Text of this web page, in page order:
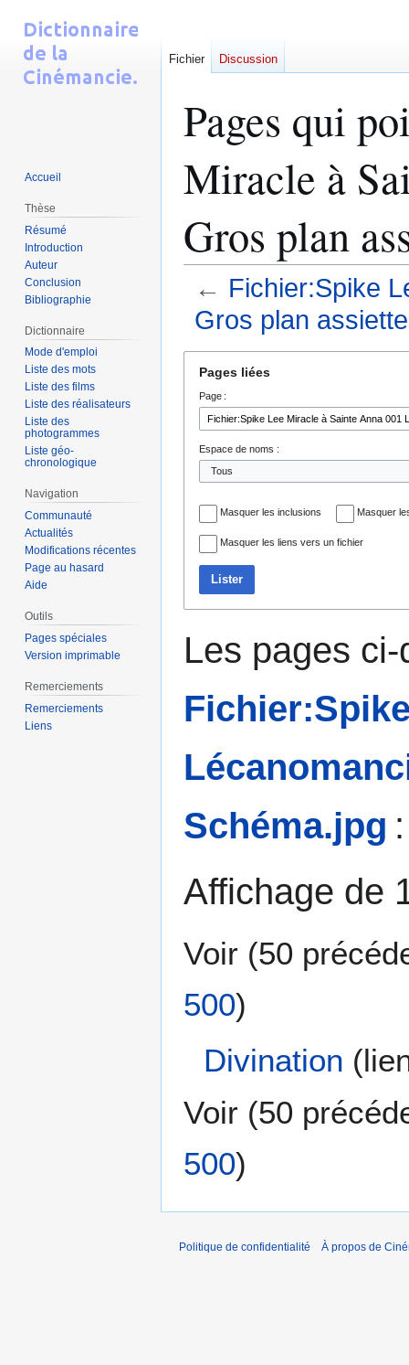
Pages qui
Miracle à
Gros plan
← Fichier:Spike
Gros plan
navigation
recherche
Pages liées
Page :
Espace de noms :
Masquer les inclusions Masquer
Masquer les liens vers un fichier
Lister
Les pages
Schéma.jpg :
Affichage de
Voir (50
500)
Divination
Voir (50
500)
Fichier Discussion
Accueil
Thèse
Résumé
Introduction
Auteur
Conclusion
Bibliographie
Dictionnaire
Mode d'emploi
Liste des mots
Liste des films
Liste des réalisateurs
Liste des
photogrammes
Liste géo-
chronologique
Navigation
Communauté
Actualités
Modifications récentes
Page au hasard
Aide
Outils
Pages spéciales
Version imprimable
Remerciements
Remerciements
Liens
Politique de confidentialité À propos de